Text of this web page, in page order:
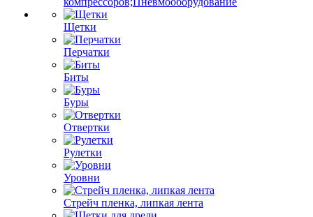
Щетки
Перчатки
Биты
Буры
Отвертки
Рулетки
Уровни
Стрейч пленка, липкая лента